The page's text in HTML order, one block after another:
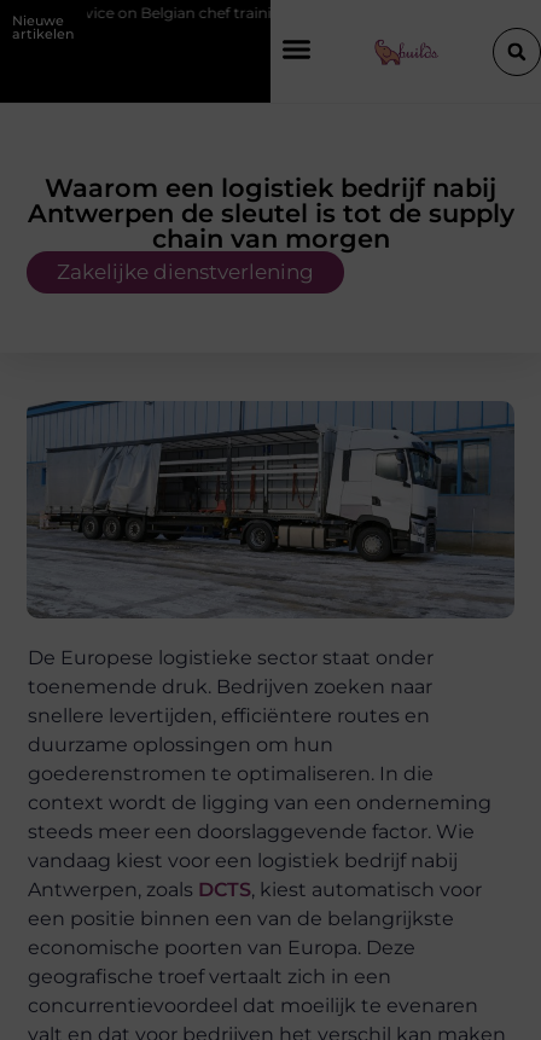
Nieuwe
artikelen
chef training and education
Waarom een logistiek bedrijf nabij
Antwerpen de sleutel is tot de supply
chain van morgen
Zakelijke dienstverlening
De Europese logistieke sector staat onder
toenemende druk. Bedrijven zoeken naar
snellere levertijden, efficiëntere routes en
duurzame oplossingen om hun
goederenstromen te optimaliseren. In die
context wordt de ligging van een onderneming
steeds meer een doorslaggevende factor. Wie
vandaag kiest voor een logistiek bedrijf nabij
Antwerpen, zoals DCTS, kiest automatisch voor
een positie binnen een van de belangrijkste
economische poorten van Europa. Deze
geografische troef vertaalt zich in een
concurrentievoordeel dat moeilijk te evenaren
valt en dat voor bedrijven het verschil kan maken